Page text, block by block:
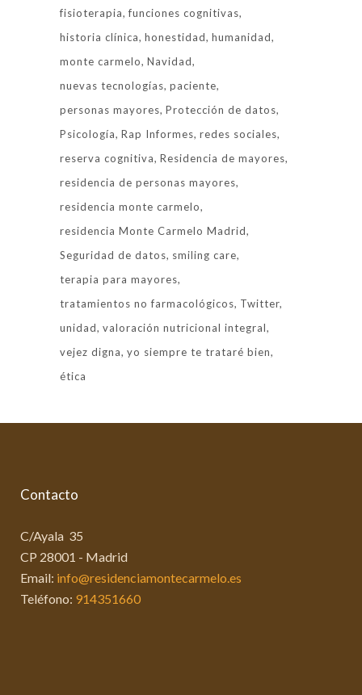
fisioterapia funciones cognitivas
historia clínica honestidad humanidad
monte carmelo Navidad
nuevas tecnologías paciente
personas mayores Protección de datos
Psicología Rap Informes redes sociales
reserva cognitiva Residencia de mayores
residencia de personas mayores
residencia monte carmelo
residencia Monte Carmelo Madrid
Seguridad de datos smiling care
terapia para mayores
tratamientos no farmacológicos Twitter
unidad valoración nutricional integral
vejez digna yo siempre te trataré bien
ética
Contacto
C/Ayala 35
CP 28001 - Madrid
Email: info@residenciamontecarmelo.es
Teléfono: 914351660